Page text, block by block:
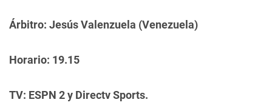
Árbitro: Jesús Valenzuela (Venezuela)
Horario: 19.15
TV: ESPN 2 y Directv Sports.